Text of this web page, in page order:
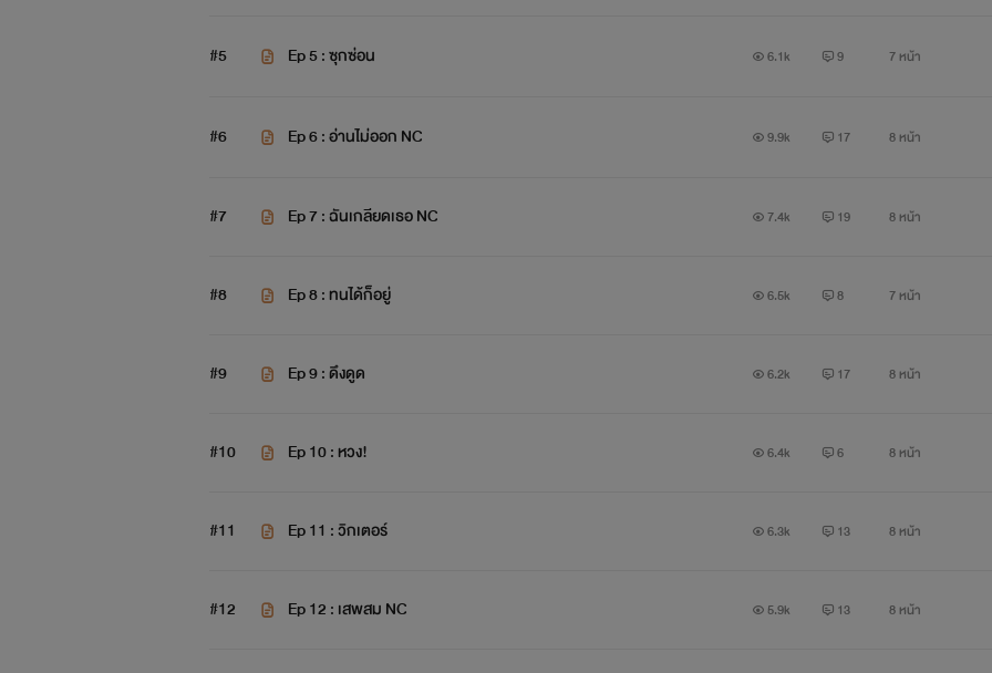
#5 Ep 5 : ซุกซ่อน 6.1k 9 7 หน้า
#6 Ep 6 : อ่านไม่ออก NC 9.9k 17 8 หน้า
#7 Ep 7 : ฉันเกลียดเธอ NC 7.4k 19 8 หน้า
#8 Ep 8 : ทนได้ก็อยู่ 6.5k 8 7 หน้า
#9 Ep 9 : ดึงดูด 6.2k 17 8 หน้า
#10 Ep 10 : หวง! 6.4k 6 8 หน้า
#11 Ep 11 : วิกเตอร์ 6.3k 13 8 หน้า
#12 Ep 12 : เสพสม NC 5.9k 13 8 หน้า